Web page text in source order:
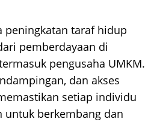
peningkatan taraf hidup
pemberdayaan di
pengusaha UMKM.
dan akses
setiap individu
berkembang dan